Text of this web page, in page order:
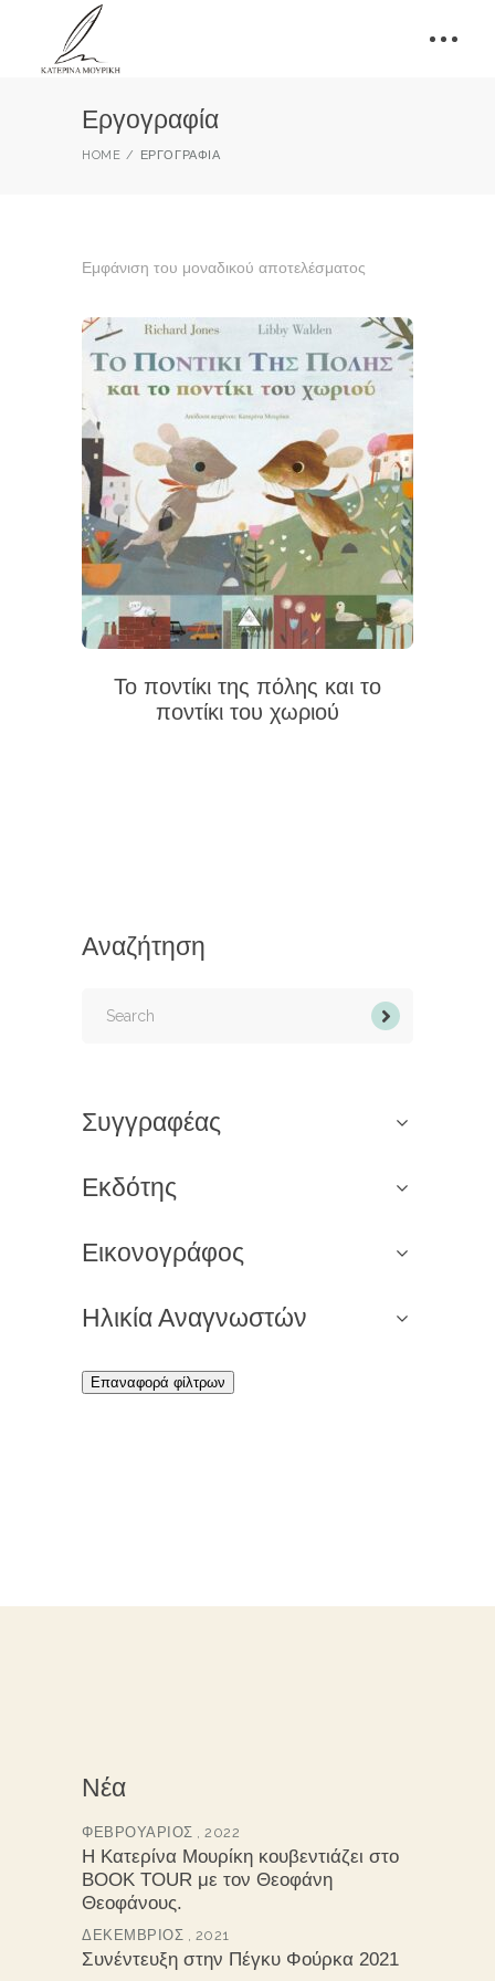
Εργογραφία
HOME ΕΡΓΟΓΡΑΦΊΑ
Εμφάνιση του μοναδικού αποτελέσματος
Το ποντίκι της πόλης και το
ποντίκι του χωριού
Αναζήτηση
Συγγραφέας
Εκδότης
Εικονογράφος
Ηλικία Αναγνωστών
Επαναφορά φίλτρων
Νέα
ΦΕΒΡΟΥΆΡΙΟΣ , 2022
Η Κατερίνα Μουρίκη κουβεντιάζει στο
BOOK TOUR με τον Θεοφάνη
Θεοφάνους.
ΔΕΚΈΜΒΡΙΟΣ , 2021
Συνέντευξη στην Πέγκυ Φούρκα 2021